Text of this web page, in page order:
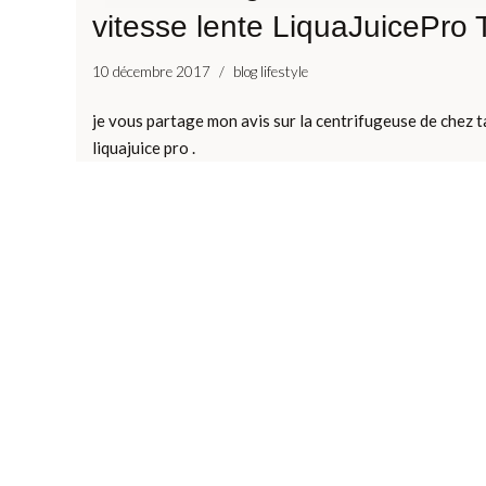
vitesse lente LiquaJuicePro
10 décembre 2017 blog lifestyle
je vous partage mon avis sur la centrifugeuse de chez
liquajuice pro .